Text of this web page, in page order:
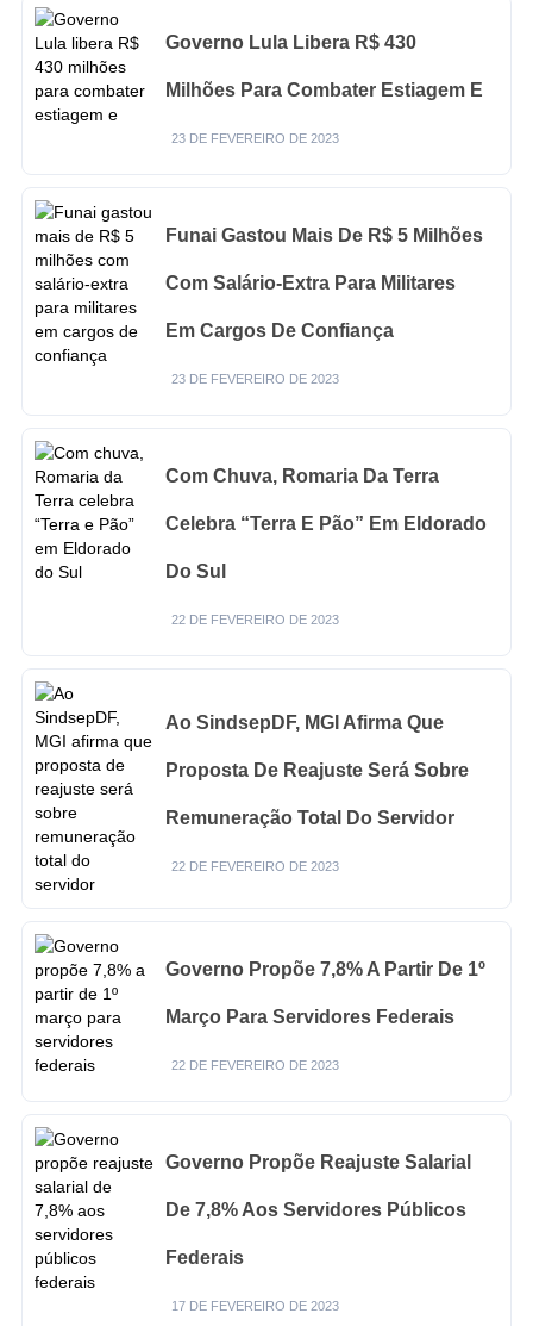
Governo Lula Libera R$ 430
Milhões Para Combater Estiagem E
23 DE FEVEREIRO DE 2023
Funai Gastou Mais De R$ 5 Milhões
Com Salário-Extra Para Militares
Em Cargos De Confiança
23 DE FEVEREIRO DE 2023
Com Chuva, Romaria Da Terra
Celebra “Terra E Pão” Em Eldorado
Do Sul
22 DE FEVEREIRO DE 2023
Ao SindsepDF, MGI Afirma Que
Proposta De Reajuste Será Sobre
Remuneração Total Do Servidor
22 DE FEVEREIRO DE 2023
Governo Propõe 7,8% A Partir De 1º
Março Para Servidores Federais
22 DE FEVEREIRO DE 2023
Governo Propõe Reajuste Salarial
De 7,8% Aos Servidores Públicos
Federais
17 DE FEVEREIRO DE 2023